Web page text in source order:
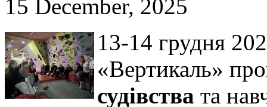
15 December, 2025
13-14 грудня
«Вертикаль»
судівства та